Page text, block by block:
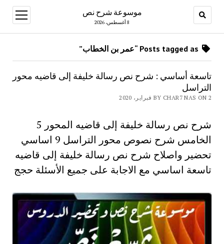
موسوعة شرح نص
8 أغسطس، 2026
open
menu
تاسعة أساسي : شرح نص رسالة خليفة إلى قاضيه محور
التراسل
BY CHAR7 NAS ON 2 فبراير، 2020
شرح نص رسالة خليفة إلى قاضيه المحور 5
الخامس شرح نصوص محور التراسل 9 اساسي
تحضير واصلاح شرح نص رسالة خليفة إلى قاضيه
تاسعة اساسي مع الاجابة على جميع الأسئلة حجج